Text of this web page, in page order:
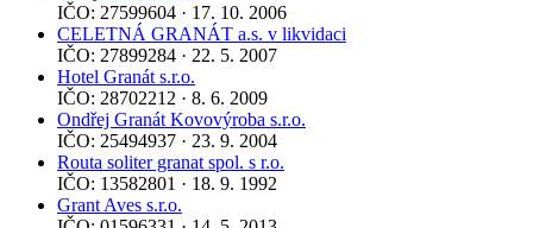
IČO: 27599604 · 17. 10. 2006
CELETNÁ GRANÁT a.s. v likvidaci
IČO: 27899284 · 22. 5. 2007
Hotel Granát s.r.o.
IČO: 28702212 · 8. 6. 2009
Ondřej Granát Kovovýroba s.r.o.
IČO: 25494937 · 23. 9. 2004
Routa soliter granat spol. s r.o.
IČO: 13582801 · 18. 9. 1992
Grant Aves s.r.o.